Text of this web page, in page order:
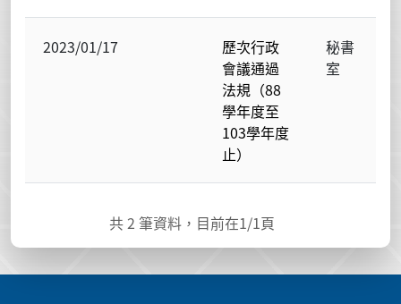
2023/01/17
歷次行政
會議通過
法規（88
學年度至
103學年度
止）
秘書
室
共2 筆資料，目前在1/1頁